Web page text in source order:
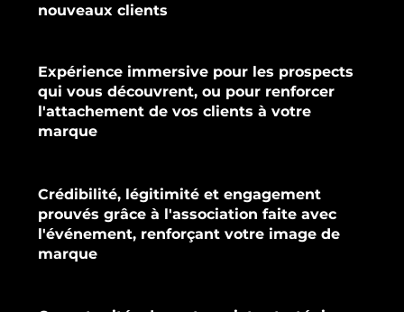
nouveaux clients
Expérience immersive pour les prospects
qui vous découvrent, ou pour renforcer
l'attachement de vos clients à votre
marque
Crédibilité, légitimité et engagement
prouvés grâce à l'association faite avec
l'événement, renforçant votre image de
marque